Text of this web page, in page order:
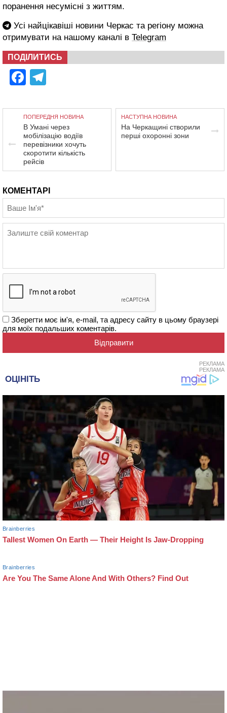
поранення несумісні з життям.
Усі найцікавіші новини Черкас та регіону можна
отримувати на нашому каналі в Telegram
ПОДІЛИТИСЬ
Facebook
ПОПЕРЕДНЯ НОВИНА
В Умані через
мобілізацію водіїв
перевізники хочуть
скоротити кількість
рейсів
НАСТУПНА НОВИНА
На Черкащині створили
перші охоронні зони
КОМЕНТАРІ
Зберегти моє ім'я, e-mail, та адресу сайту в цьому браузері
для моїх подальших коментарів.
РЕКЛАМА
РЕКЛАМА